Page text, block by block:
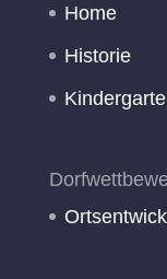
Home
Historie